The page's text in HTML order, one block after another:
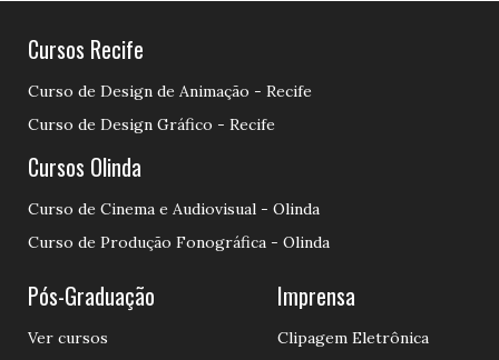
Cursos Recife
Curso de Design de Animação - Recife
Curso de Design Gráfico - Recife
Cursos Olinda
Curso de Cinema e Audiovisual - Olinda
Curso de Produção Fonográfica - Olinda
Pós-Graduação
Ver cursos
Imprensa
Clipagem Eletrônica